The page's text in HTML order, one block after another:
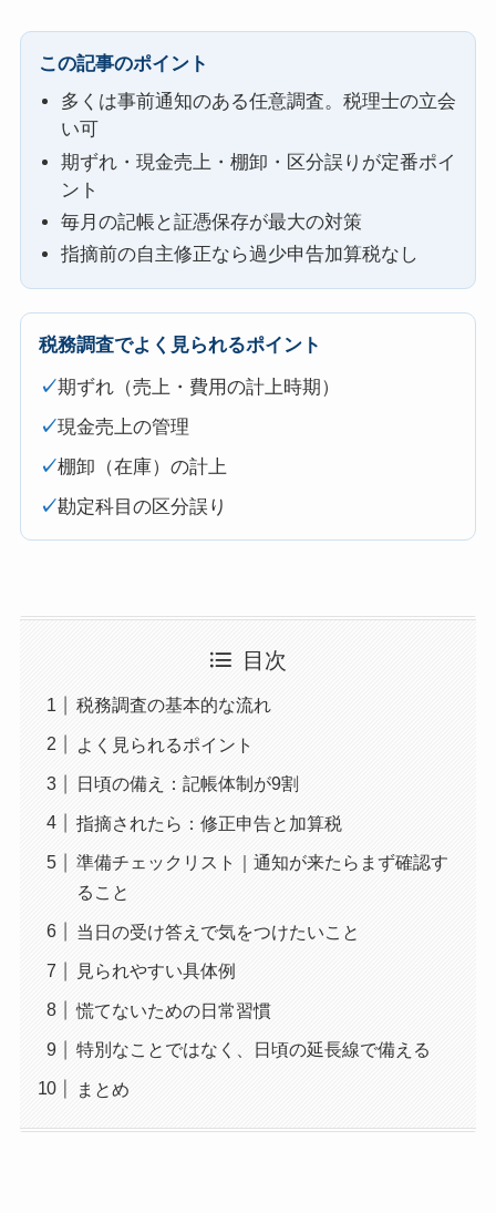
この記事のポイント
多くは事前通知のある任意調査。税理士の立会
い可
期ずれ・現金売上・棚卸・区分誤りが定番ポイ
ント
毎月の記帳と証憑保存が最大の対策
指摘前の自主修正なら過少申告加算税なし
税務調査でよく見られるポイント
✓期ずれ（売上・費用の計上時期）
✓現金売上の管理
✓棚卸（在庫）の計上
✓勘定科目の区分誤り
目次
税務調査の基本的な流れ
よく見られるポイント
日頃の備え：記帳体制が9割
指摘されたら：修正申告と加算税
準備チェックリスト｜通知が来たらまず確認す
ること
当日の受け答えで気をつけたいこと
見られやすい具体例
慌てないための日常習慣
特別なことではなく、日頃の延長線で備える
まとめ